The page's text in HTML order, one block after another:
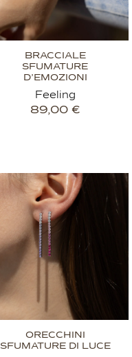
BRACCIALE
SFUMATURE
D’EMOZIONI
Feeling
89,00 €
ORECCHINI
SFUMATURE DI LUCE